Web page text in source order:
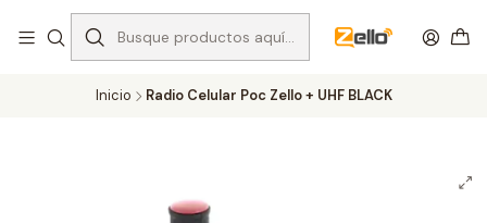
Inicio Radio Celular Poc Zello + UHF BLACK